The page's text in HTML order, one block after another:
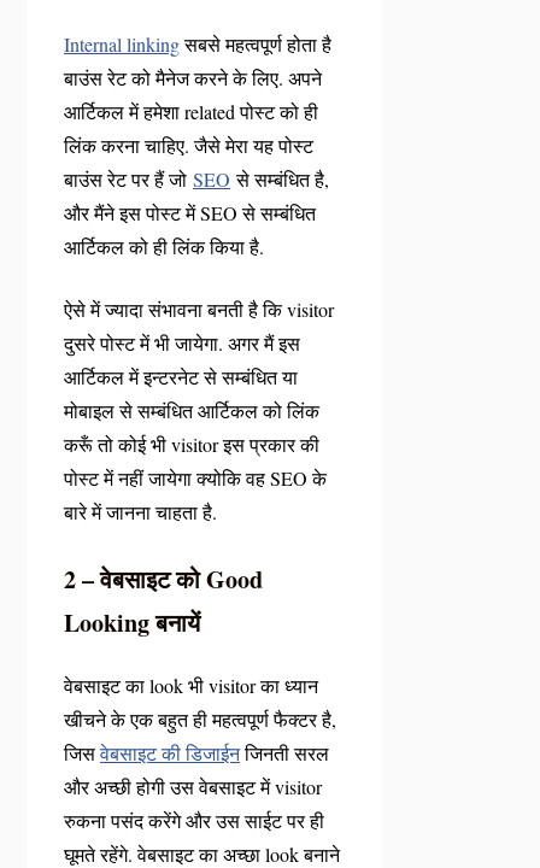
Internal linkingसबसे महत्वपूर्ण होता है
बाउंस रेट को मैनेज करने के लिए. अपने
आर्टिकल में हमेशा related पोस्ट को ही
लिंक करना चाहिए. जैसे मेरा यह पोस्ट
बाउंस रेट पर हैं जो SEO से सम्बंधित है,
और मैंने इस पोस्ट में SEO से सम्बंधित
आर्टिकल को ही लिंक किया है.
ऐसे में ज्यादा संभावना बनती है कि visitor
दुसरे पोस्ट में भी जायेगा. अगर मैं इस
आर्टिकल में इन्टरनेट से सम्बंधित या
मोबाइल से सम्बंधित आर्टिकल को लिंक
करूँ तो कोई भी visitor इस प्रकार की
पोस्ट में नहीं जायेगा क्योकि वह SEO के
बारे में जानना चाहता है.
2 – वेबसाइट को Good
Looking बनायें
वेबसाइट का look भी visitor का ध्यान
खीचने के एक बहुत ही महत्वपूर्ण फैक्टर है,
जिसवेबसाइट की डिजाईनजिनती सरल
और अच्छी होगी उस वेबसाइट में visitor
रुकना पसंद करेंगे और उस साईट पर ही
घूमते रहेंगे. वेबसाइट का अच्छा look बनाने